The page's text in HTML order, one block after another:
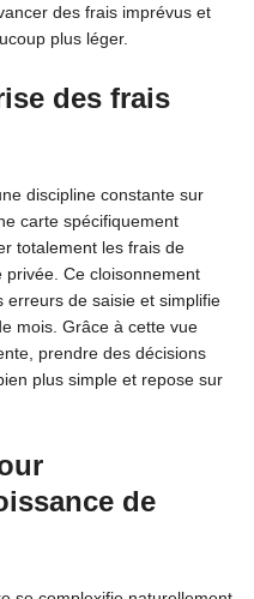
des frais imprévus et
plus léger.
des frais
discipline constante sur
carte spécifiquement
totalement les frais de
privée. Ce cloisonnement
erreurs de saisie et simplifie
mois. Grâce à cette vue
prendre des décisions
plus simple et repose sur
de